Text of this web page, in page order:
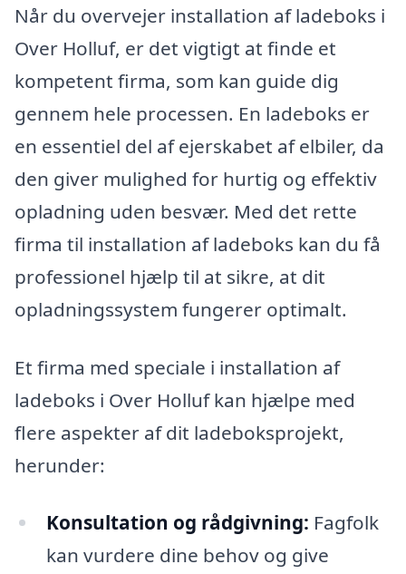
Når du overvejer installation af ladeboks i
Over Holluf, er det vigtigt at finde et
kompetent firma, som kan guide dig
gennem hele processen. En ladeboks er
en essentiel del af ejerskabet af elbiler, da
den giver mulighed for hurtig og effektiv
opladning uden besvær. Med det rette
firma til installation af ladeboks kan du få
professionel hjælp til at sikre, at dit
opladningssystem fungerer optimalt.
Et firma med speciale i installation af
ladeboks i Over Holluf kan hjælpe med
flere aspekter af dit ladeboksprojekt,
herunder:
Konsultation og rådgivning: Fagfolk
kan vurdere dine behov og give